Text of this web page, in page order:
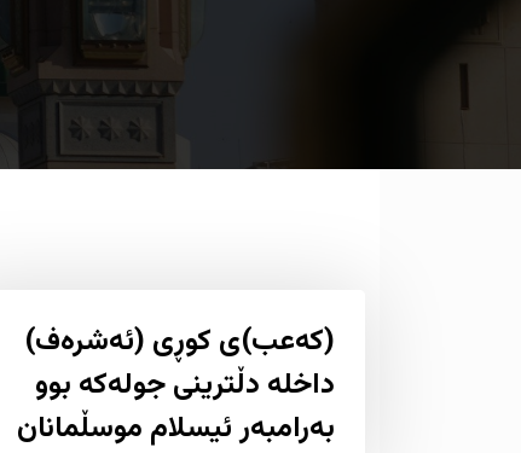
(كەعب)ی كوڕی (ئەشرەف)
داخلە دڵترینی جولەكە بوو
بەرامبەر ئیسلام موسڵمانان